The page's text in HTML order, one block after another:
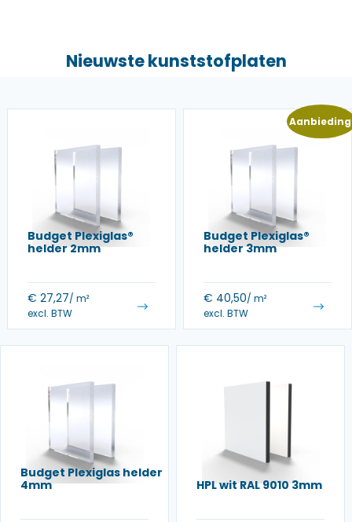
Nieuwste kunststofplaten
Budget Plexiglas®
helder 2mm
€ 27,27/ m²
excl. BTW
Budget Plexiglas®
helder 3mm
€ 40,50/ m²
excl. BTW
Budget Plexiglas helder
4mm
HPL wit RAL 9010 3mm